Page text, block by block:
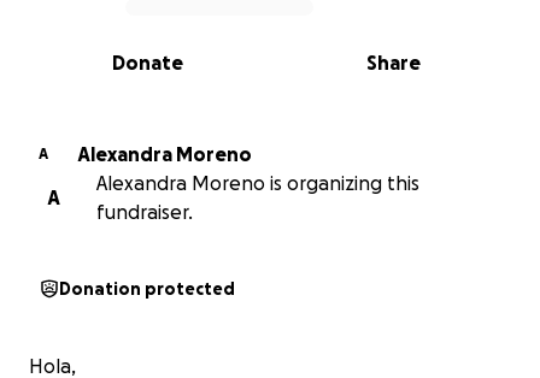
0% complete
Share
Donate
A
Alexandra Moreno
A
Alexandra Moreno is organizing this
fundraiser.
Donation protected
Hola,